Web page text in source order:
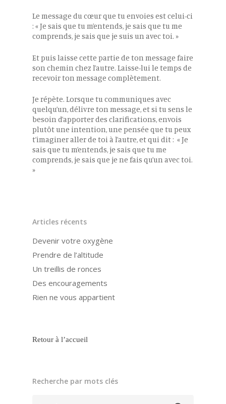
Le message du cœur que tu envoies est celui-ci
: « Je sais que tu m’entends, je sais que tu me
comprends, je sais que je suis un avec toi. »
Et puis laisse cette partie de ton message faire
son chemin chez l’autre. Laisse-lui le temps de
recevoir ton message complètement.
Je répète. Lorsque tu communiques avec
quelqu’un, délivre ton message, et si tu sens le
besoin d’apporter des clarifications, envois
plutôt une intention, une pensée que tu peux
t’imaginer aller de toi à l’autre, et qui dit : « Je
sais que tu m’entends, je sais que tu me
comprends, je sais que je ne fais qu’un avec toi.
»
Articles récents
Devenir votre oxygène
Prendre de l’altitude
Un treillis de ronces
Des encouragements
Rien ne vous appartient
Retour à l’accueil
Recherche par mots clés